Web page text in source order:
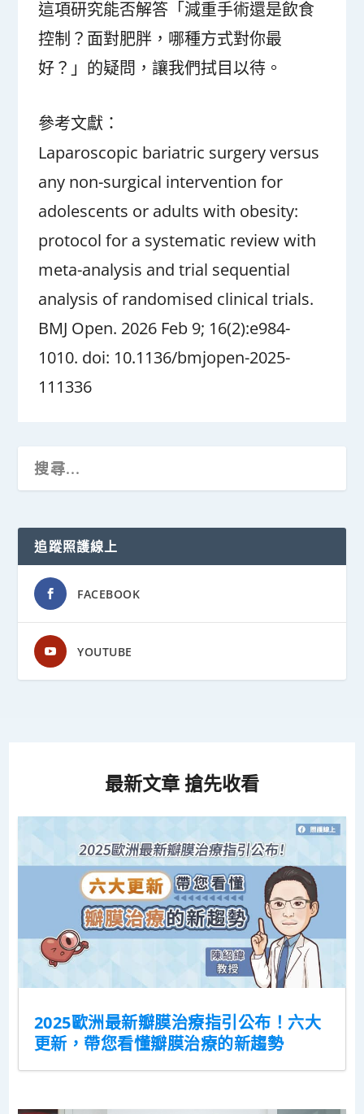
這項研究能否解答「減重手術還是飲食
控制？面對肥胖，哪種方式對你最
好？」的疑問，讓我們拭目以待。
參考文獻：
Laparoscopic bariatric surgery versus
any non-surgical intervention for
adolescents or adults with obesity:
protocol for a systematic review with
meta-analysis and trial sequential
analysis of randomised clinical trials.
BMJ Open. 2026 Feb 9; 16(2):e984-
1010. doi: 10.1136/bmjopen-2025-
111336
追蹤照護線上
FACEBOOK
YOUTUBE
最新文章 搶先收看
2025歐洲最新瓣膜治療指引公布！六大
更新，帶您看懂瓣膜治療的新趨勢